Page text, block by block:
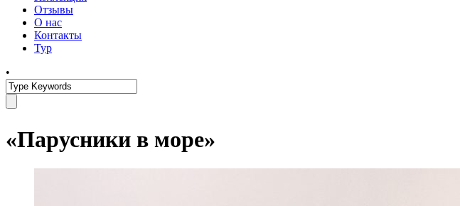
Отзывы
О нас
Контакты
Тур
•
«Парусники в море»